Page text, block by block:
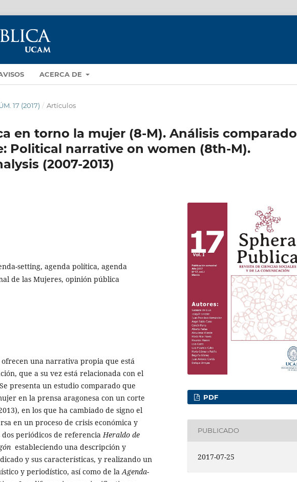
ACERCA DE
17 (2017) / Artículos
en torno la mujer (8-M). Análisis comparado
Political narrative on women (8th-M).
(2007-2013)
setting, agenda política, agenda
de las Mujeres, opinión pública
ofrecen una narrativa propia que está
que a su vez está relacionada con el
presenta un estudio comparado que
en la prensa aragonesa con un corte
en los que ha cambiado de signo el
en un proceso de crisis económica y
periódicos de referenciaHeraldo de
estableciendo una descripción y
y sus características, y realizando un
y periodístico, así como de laAgenda-
PDF
PUBLICADO
2017-07-25